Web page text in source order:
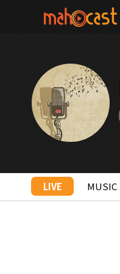
LIVE MUSIC